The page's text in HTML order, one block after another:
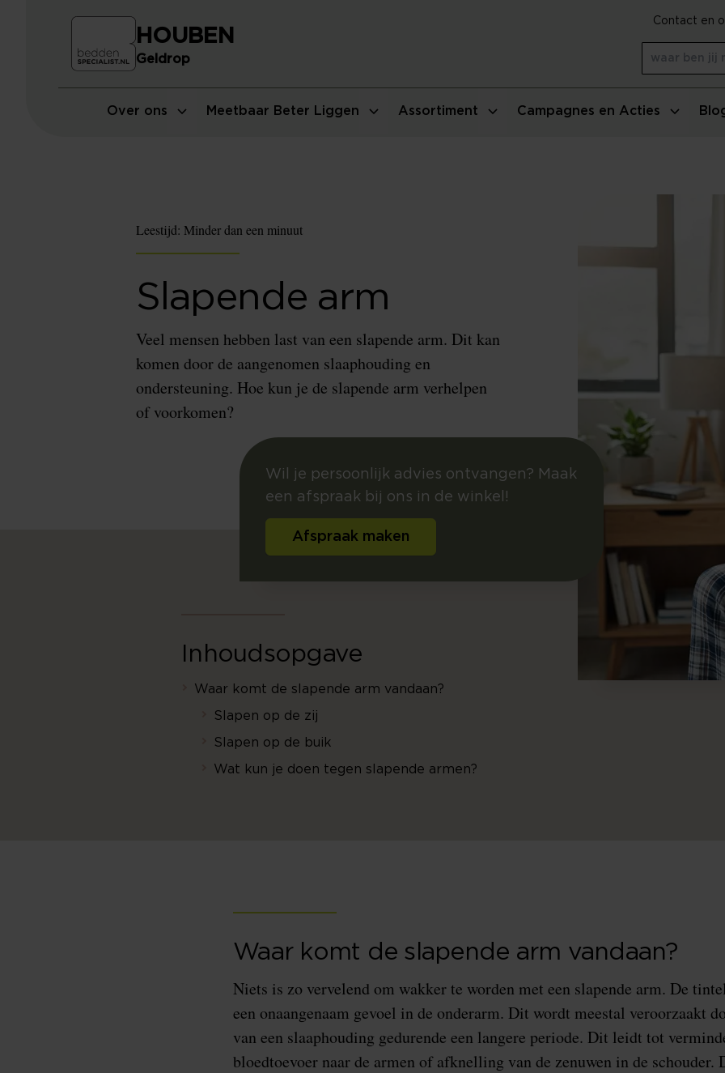
Over ons Meetbaar Beter Liggen Assortiment Campagnes en Acties
HOUBEN
Geldrop
Contact en
Leestijd: Minder dan een minuut
Slapende arm
Veel mensen hebben last van een slapende arm. Dit kan
komen door de aangenomen slaaphouding en
ondersteuning. Hoe kun je de slapende arm verhelpen
of voorkomen?
Wil je persoonlijk advies ontvangen? Maak
een afspraak bij ons in de winkel!
Afspraak maken
Inhoudsopgave
Waar komt de slapende arm vandaan?
Slapen op de zij
Slapen op de buik
Wat kun je doen tegen slapende armen?
Waar komt de slapende arm vandaan?
Niets is zo vervelend om wakker te worden met een slapende arm. De
een onaangenaam gevoel in de onderarm. Dit wordt meestal veroorzaakt
van een slaaphouding gedurende een langere periode. Dit leidt tot
bloedtoevoer naar de armen of afknelling van de zenuwen in de schouder.